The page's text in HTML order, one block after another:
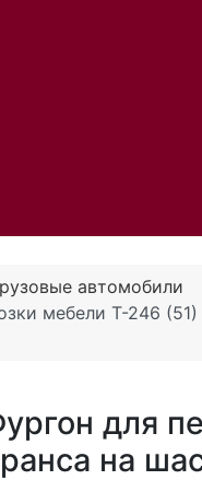
автомобили
мебели Т-246
для
на